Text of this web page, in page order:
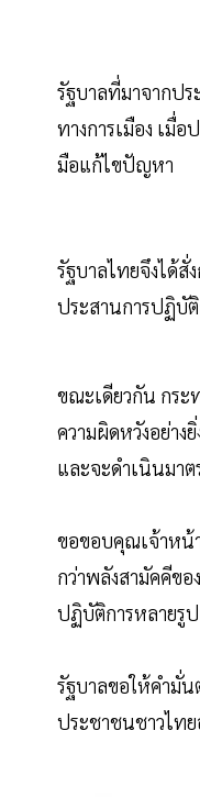
รัฐบาลที่มาจากป
ทางการเมือง เมื่
มือแก้ไขปัญหา
รัฐบาลไทยจึงได้สั่
ประสานการปฏิบั
ขณะเดียวกัน กระ
ความผิดหวังอย่า
และจะดำเนินมา
ขอขอบคุณเจ้าห
กว่าพลังสามัคคีขอ
ปฏิบัติการหลายรู
รัฐบาลขอให้คำมั่
ประชาชนชาวไทย